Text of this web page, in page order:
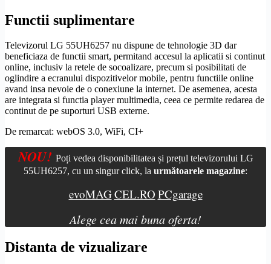
Functii suplimentare
Televizorul LG 55UH6257 nu dispune de tehnologie 3D dar
beneficiaza de functii smart, permitand accesul la aplicatii si continut
online, inclusiv la retele de socoalizare, precum si posibilitati de
oglindire a ecranului dispozitivelor mobile, pentru functiile online
avand insa nevoie de o conexiune la internet. De asemenea, acesta
are integrata si functia player multimedia, ceea ce permite redarea de
continut de pe suporturi USB externe.
De remarcat: webOS 3.0, WiFi, CI+
NOU! Poți vedea disponibilitatea și prețul televizorului LG
55UH6257, cu un singur click, la următoarele magazine:
evoMAGCEL.RO PCgarage
Alege cea mai buna oferta!
Distanta de vizualizare